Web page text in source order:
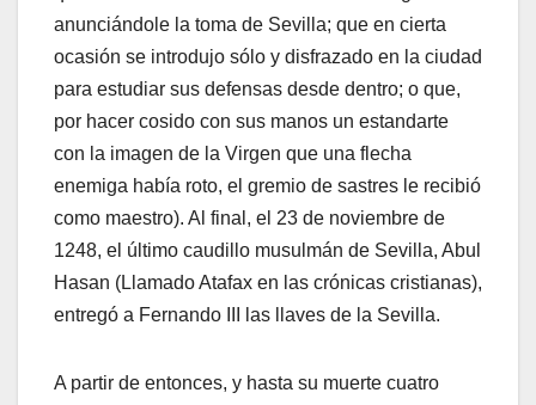
anunciándole la toma de Sevilla; que en cierta
ocasión se introdujo sólo y disfrazado en la ciudad
para estudiar sus defensas desde dentro; o que,
por hacer cosido con sus manos un estandarte
con la imagen de la Virgen que una flecha
enemiga había roto, el gremio de sastres le recibió
como maestro). Al final, el 23 de noviembre de
1248, el último caudillo musulmán de Sevilla, Abul
Hasan (Llamado Atafax en las crónicas cristianas),
entregó a Fernando III las llaves de la Sevilla.
A partir de entonces, y hasta su muerte cuatro